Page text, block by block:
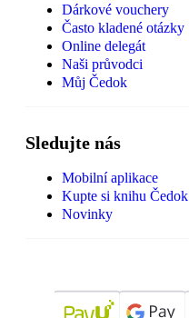
Dárkové vouchery
Často kladené otázky
Online delegát
Naši průvodci
Můj Čedok
Sledujte nás
Mobilní aplikace
Kupte si knihu Čedok
Novinky